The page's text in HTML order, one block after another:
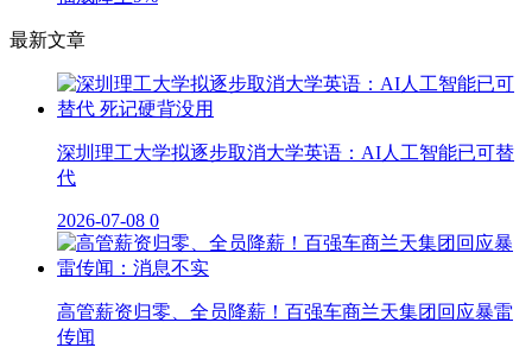
最新文章
深圳理工大学拟逐步取消大学英语：AI人工智能已可替
代
2026-07-08 0
高管薪资归零、全员降薪！百强车商兰天集团回应暴雷
传闻